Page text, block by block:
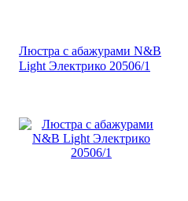
Люстра с абажурами N&B
Light Электрико 20506/1